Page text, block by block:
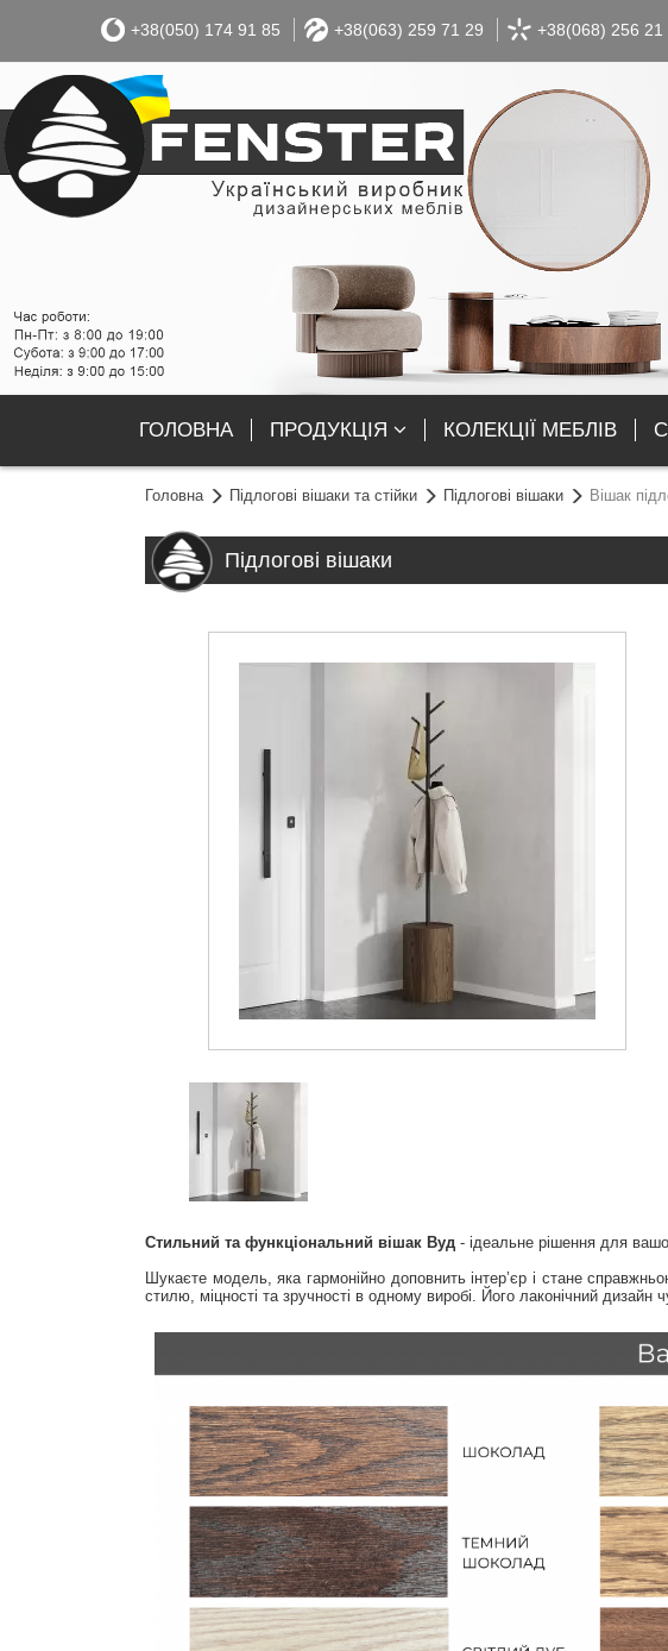
+38(050) 174 91 85 +38(063) 259 71 29 +38(068) 256 21
ГОЛОВНА ПРОДУКЦІЯ КОЛЕКЦІЇ МЕБЛІВ
Головна Підлогові вішаки та стійки Підлогові вішаки Вішак
Підлогові вішаки
Стильний та функціональний вішак Вуд - ідеальне рішення для
Шукаєте модель, яка гармонійно доповнить інтер’єр і стане
стилю, міцності та зручності в одному виробі. Його лаконічний